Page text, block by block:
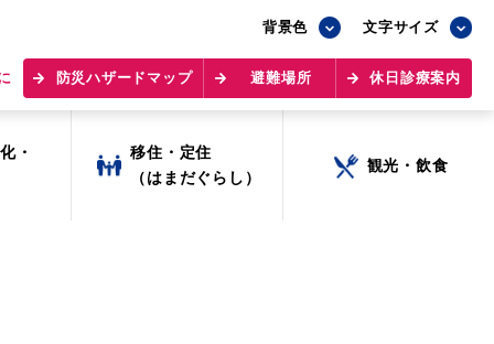
背景色 文字サイズ
防災ハザードマップ 避難場所 休日診療案内
・
移住・定住
（はまだぐらし）
観光・飲食